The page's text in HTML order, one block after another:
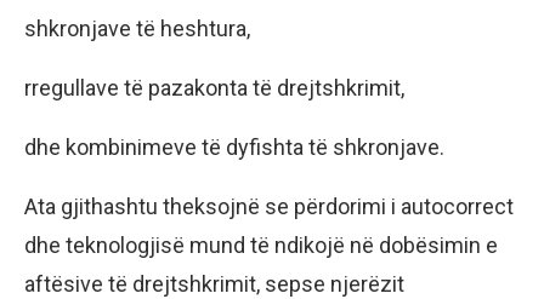
shkronjave të heshtura,
rregullave të pazakonta të drejtshkrimit,
dhe kombinimeve të dyfishta të shkronjave.
Ata gjithashtu theksojnë se përdorimi i autocorrect
dhe teknologjisë mund të ndikojë në dobësimin e
aftësive të drejtshkrimit, sepse njerëzit